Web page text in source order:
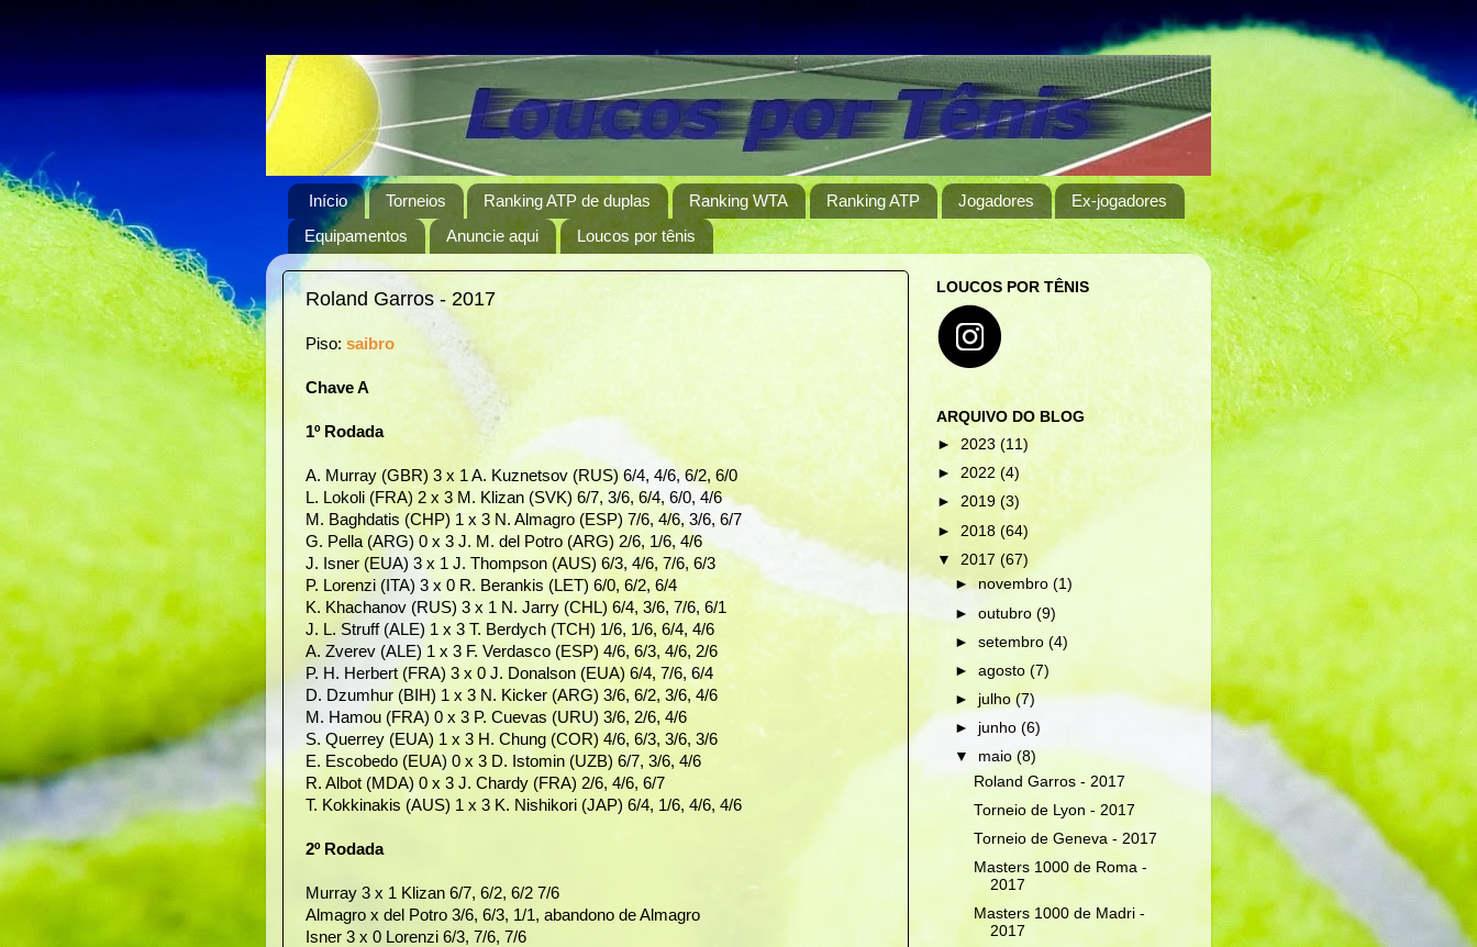
Início Torneios Ranking ATP de duplas Ranking WTA Ranking ATP Jogadores
Ex-jogadores
Equipamentos
Anuncie aqui Loucos por tênis
Roland Garros - 2017
Piso: saibro
Chave A
1º Rodada
A. Murray (GBR) 3 x 1 A. Kuznetsov (RUS) 6/4, 4/6, 6/2, 6/0
L. Lokoli (FRA) 2 x 3 M. Klizan (SVK) 6/7, 3/6, 6/4, 6/0, 4/6
M. Baghdatis (CHP) 1 x 3 N. Almagro (ESP) 7/6, 4/6, 3/6, 6/7
G. Pella (ARG) 0 x 3 J. M. del Potro (ARG) 2/6, 1/6, 4/6
J. Isner (EUA) 3 x 1 J. Thompson (AUS) 6/3, 4/6, 7/6, 6/3
P. Lorenzi (ITA) 3 x 0 R. Berankis (LET) 6/0, 6/2, 6/4
K. Khachanov (RUS) 3 x 1 N. Jarry (CHL) 6/4, 3/6, 7/6, 6/1
J. L. Struff (ALE) 1 x 3 T. Berdych (TCH) 1/6, 1/6, 6/4, 4/6
A. Zverev (ALE) 1 x 3 F. Verdasco (ESP) 4/6, 6/3, 4/6, 2/6
P. H. Herbert (FRA) 3 x 0 J. Donalson (EUA) 6/4, 7/6, 6/4
D. Dzumhur (BIH) 1 x 3 N. Kicker (ARG) 3/6, 6/2, 3/6, 4/6
M. Hamou (FRA) 0 x 3 P. Cuevas (URU) 3/6, 2/6, 4/6
S. Querrey (EUA) 1 x 3 H. Chung (COR) 4/6, 6/3, 3/6, 3/6
E. Escobedo (EUA) 0 x 3 D. Istomin (UZB) 6/7, 3/6, 4/6
R. Albot (MDA) 0 x 3 J. Chardy (FRA) 2/6, 4/6, 6/7
T. Kokkinakis (AUS) 1 x 3 K. Nishikori (JAP) 6/4, 1/6, 4/6, 4/6
2º Rodada
Murray 3 x 1 Klizan 6/7, 6/2, 6/2 7/6
Almagro x del Potro 3/6, 6/3, 1/1, abandono de Almagro
Isner 3 x 0 Lorenzi 6/3, 7/6, 7/6
LOUCOS POR TÊNIS
ARQUIVO DO BLOG
► 2023 (11)
► 2022 (4)
► 2019 (3)
► 2018 (64)
▼ 2017 (67)
►novembro(1)
►outubro(9)
►setembro(4)
►agosto(7)
► julho(7)
► junho(6)
▼ maio(8)
Roland Garros - 2017
Torneio de Lyon - 2017
Torneio de Geneva - 2017
Masters 1000 de Roma -
2017
Masters 1000 de Madri -
2017